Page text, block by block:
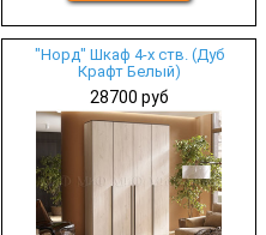
"Норд" Шкаф 4-х ств. (Дуб
Крафт Белый)
28700 руб